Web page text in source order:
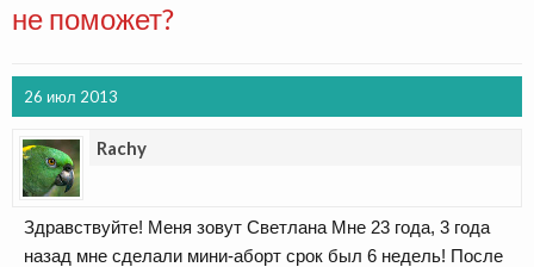
не поможет?
26 июл 2013
Rachy
Здравствуйте! Меня зовут Светлана Мне 23 года, 3 года
назад мне сделали мини-аборт срок был 6 недель! После